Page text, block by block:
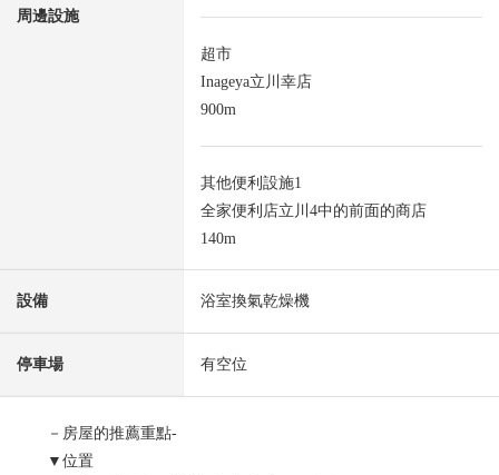
周邊設施
超市
Inageya立川幸店
900m
其他便利設施1
全家便利店立川4中的前面的商店
140m
設備 浴室換氣乾燥機
停車場 有空位
－房屋的推薦重點-
▼位置